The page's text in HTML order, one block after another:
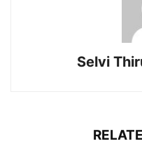
Selvi